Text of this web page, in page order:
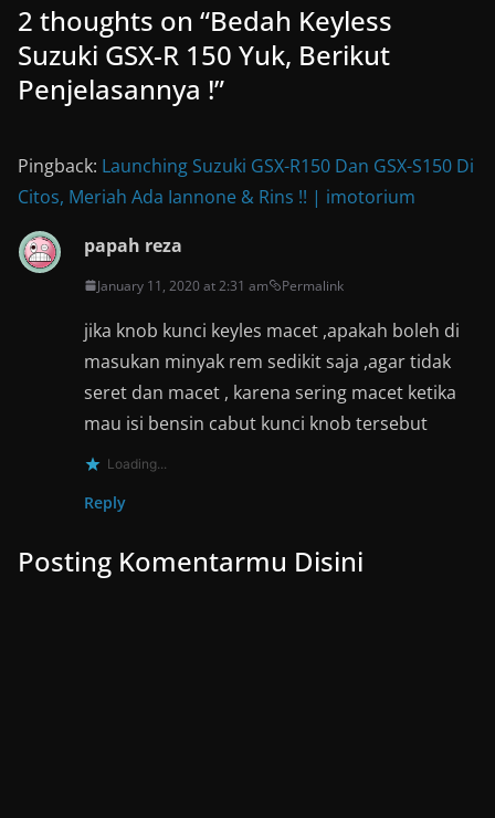
2 thoughts on “Bedah Keyless
Suzuki GSX-R 150 Yuk, Berikut
Penjelasannya !”
Pingback: Launching Suzuki GSX-R150 Dan GSX-S150 Di
Citos, Meriah Ada Iannone & Rins !! | imotorium
papah reza
January 11, 2020 at 2:31 am Permalink
jika knob kunci keyles macet ,apakah boleh di
masukan minyak rem sedikit saja ,agar tidak
seret dan macet , karena sering macet ketika
mau isi bensin cabut kunci knob tersebut
Loading...
Reply
Posting Komentarmu Disini